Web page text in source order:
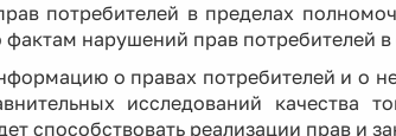
потребителей в пределах
фактам нарушений прав потребителей
о правах потребителей и о
исследований качества
способствовать реализации прав и